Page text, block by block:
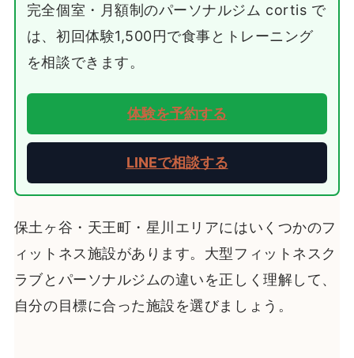
完全個室・月額制のパーソナルジム cortis で
は、初回体験1,500円で食事とトレーニング
を相談できます。
体験を予約する
LINEで相談する
保土ヶ谷・天王町・星川エリアにはいくつかのフ
ィットネス施設があります。大型フィットネスク
ラブとパーソナルジムの違いを正しく理解して、
自分の目標に合った施設を選びましょう。